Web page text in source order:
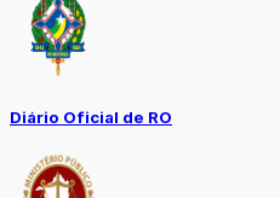
Diário Oficial de RO